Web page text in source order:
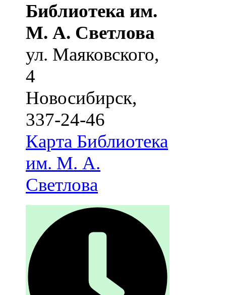
Библиотека им.
М. А. Светлова
ул. Маяковского,
4
Новосибирск,
337-24-46
Карта Библиотека
им. М. А.
Светлова